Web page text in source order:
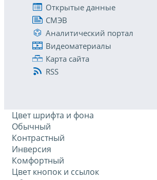
Открытые данные
СМЭВ
Аналитический портал
Видеоматериалы
Карта сайта
RSS
Цвет шрифта и фона
Обычный
Контрастный
Инверсия
Комфортный
Цвет кнопок и ссылок